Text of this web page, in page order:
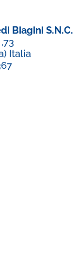
Biagini S.N.C.
Italia